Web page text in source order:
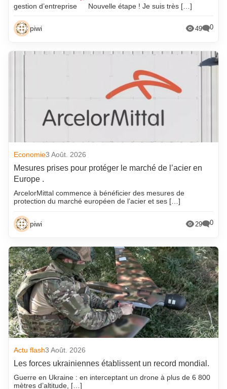
gestion d’entreprise Nouvelle étape ! Je suis très […]
piwi 49 0
Economie3 Août. 2026
Mesures prises pour protéger le marché de l’acier en
Europe .
ArcelorMittal commence à bénéficier des mesures de
protection du marché européen de l’acier et ses […]
piwi 29 0
Actu flash3 Août. 2026
Les forces ukrainiennes établissent un record mondial.
Guerre en Ukraine : en interceptant un drone à plus de 6 800
mètres d’altitude, […]